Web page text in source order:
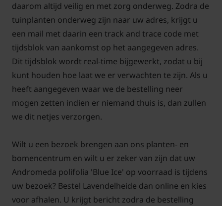
Geeft Andromeda polifolia 'Blue Ice'
ook bloemen?
Deze kleine struik krijgt roze bloemen. De
Andromeda polifolia 'Blue Ice' plant staat graag in
de zon tot halfschaduw. Deze plant is goed te
combineren met andere vaste planten.
daarom altijd veilig en met zorg onderweg. Zodra de
tuinplanten onderweg zijn naar uw adres, krijgt u
een mail met daarin een track and trace code met
tijdsblok van aankomst op het aangegeven adres.
Dit tijdsblok wordt real-time bijgewerkt, zodat u bij
kunt houden hoe laat we er verwachten te zijn. Als u
heeft aangegeven waar we de bestelling neer
mogen zetten indien er niemand thuis is, dan zullen
we dit netjes verzorgen.
Wilt u een bezoek brengen aan ons planten- en
bomencentrum en wilt u er zeker van zijn dat uw
Andromeda polifolia 'Blue Ice' op voorraad is tijdens
uw bezoek? Bestel Lavendelheide dan online en kies
voor afhalen. U krijgt bericht zodra de bestelling